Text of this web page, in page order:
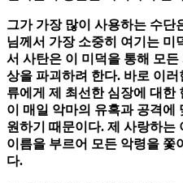
그가 가장 많이 사용하는 수단
님께서 가장 소중히 여기는 미
서 사탄은 이 미덕을 통해 모
상을 파괴하려 한다. 바로 이
류에게 제 최선한 심장에 대한
이 매일 악마의 유혹과 공격에
원하기 때문이다. 제 사랑하는
이름을 부르어 모든 악령을 쫓
다.